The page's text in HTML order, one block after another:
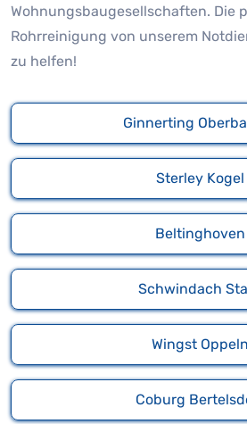
Wohnungsbaugesellschaften. Die
Rohrreinigung von unserem
zu helfen!
Ginnerting
Sterley Kogel
Beltinghoven
Schwindach
Wingst Oppeln
Coburg